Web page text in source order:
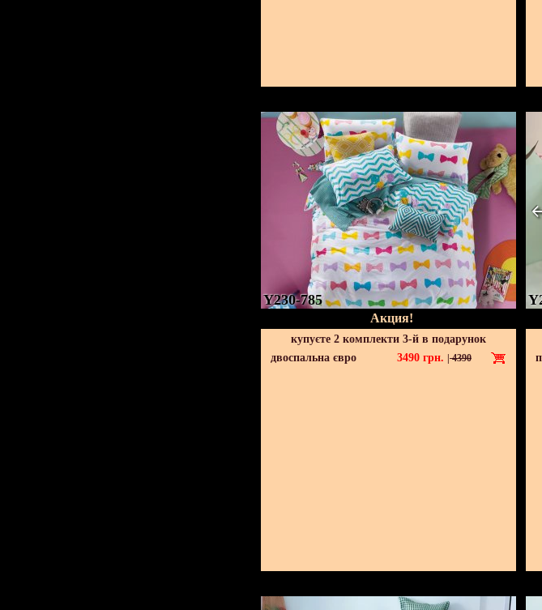
Y230-785
Акция!
купуєте 2 комплекти 3-й в подарунок
двоспальна євро
3490 грн. 4390